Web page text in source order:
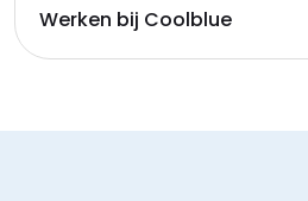
Werken bij Coolblue